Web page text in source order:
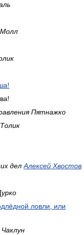
Пятнажко
Толик
делАлексей Хвостов
ловли, или